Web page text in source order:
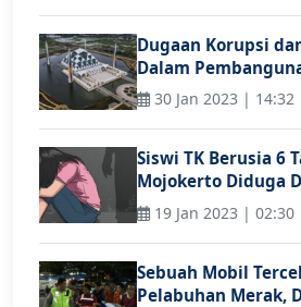
Dugaan Korupsi
Dalam
30 Jan 2023 | 14:32
Siswi TK Berusia 6
Mojokerto Diduga
19 Jan 2023 | 02:30
Sebuah Mobil
Pelabuhan Merak,